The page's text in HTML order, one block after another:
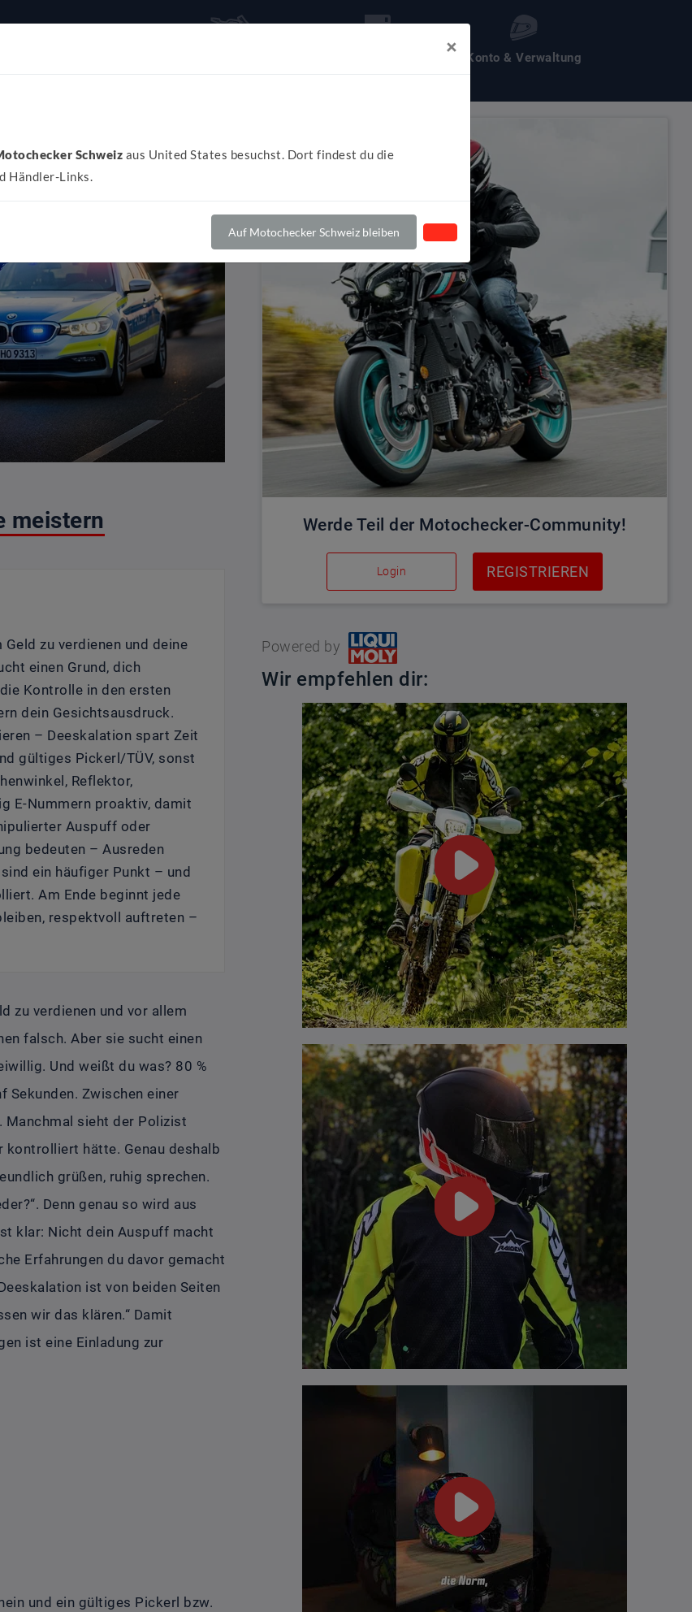
Konto & Verwaltung
meistern
zu verdienen und deine
einen Grund, dich
Kontrolle in den ersten
dein Gesichtsausdruck.
– Deeskalation spart Zeit
gültiges Pickerl/TÜV, sonst
Reflektor,
E-Nummern proaktiv, damit
Auspuff oder
bedeuten – Ausreden
ein häufiger Punkt – und
Am Ende beginnt jede
respektvoll auftreten –
zu verdienen und vor allem
falsch. Aber sie sucht einen
Und weißt du was? 80 %
Sekunden. Zwischen einer
Manchmal sieht der Polizist
kontrolliert hätte. Genau deshalb
grüßen, ruhig sprechen.
Denn genau so wird aus
klar: Nicht dein Auspuff macht
Erfahrungen du davor gemacht
ist von beiden Seiten
wir das klären.“ Damit
ist eine Einladung zur
und ein gültiges Pickerl bzw.
Werde Teil der Motochecker-Community!
Login REGISTRIEREN
Powered by
Wir empfehlen dir:
×
Schweiz aus United States besuchst. Dort findest du die
Händler-Links.
Auf Motochecker Schweiz bleiben